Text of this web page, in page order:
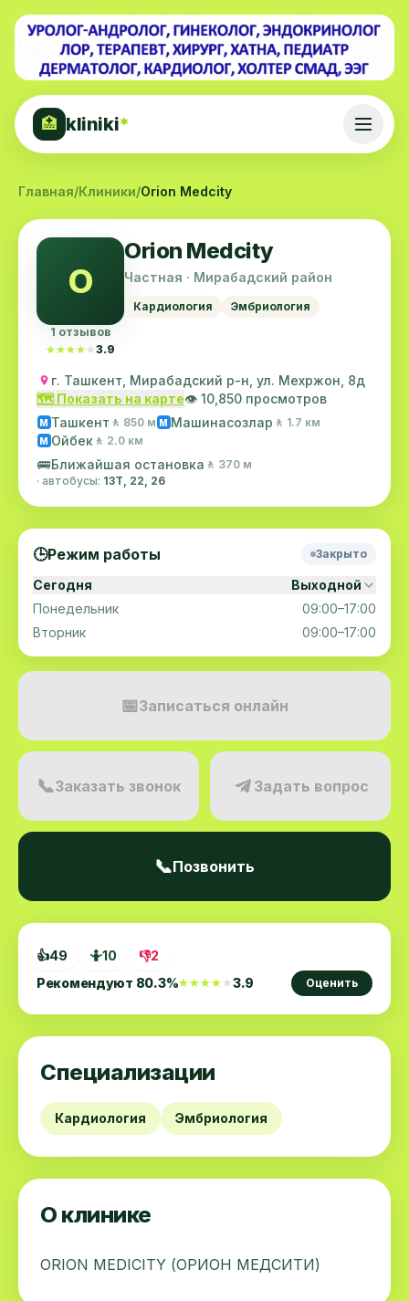
🏥 kliniki*
Главная/Клиники/Orion Medcity
O
1 отзывов
★★★★★
★★★★★3.9
Orion Medcity
Частная · Мирабадский район
Кардиология Эмбриология
г. Ташкент, Мирабадский р-н, ул. Мехржон, 8д
🗺️ Показать на карте👁️ 10,850 просмотров
M Ташкент 🚶 850 м M Машинасозлар 🚶 1.7 км
M Ойбек 🚶 2.0 км
🚌Ближайшая остановка 🚶 370 м
· автобусы: 13Т, 22, 26
👍49 🤷10 👎2
Рекомендуют 80.3%★★★★★
★★★★★3.9 Оценить
Специализации
Кардиология Эмбриология
О клинике
ORION MEDICITY (ОРИОН МЕДСИТИ)
🕒Режим работы Закрыто
Сегодня
Выходной
Понедельник
09:00–17:00
Вторник
09:00–17:00
📅Записаться онлайн
📞Заказать звонок Задать вопрос
📞Позвонить